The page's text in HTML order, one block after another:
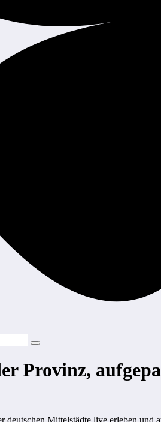
Provinz,
deutschen Mittelstädte live erleben und